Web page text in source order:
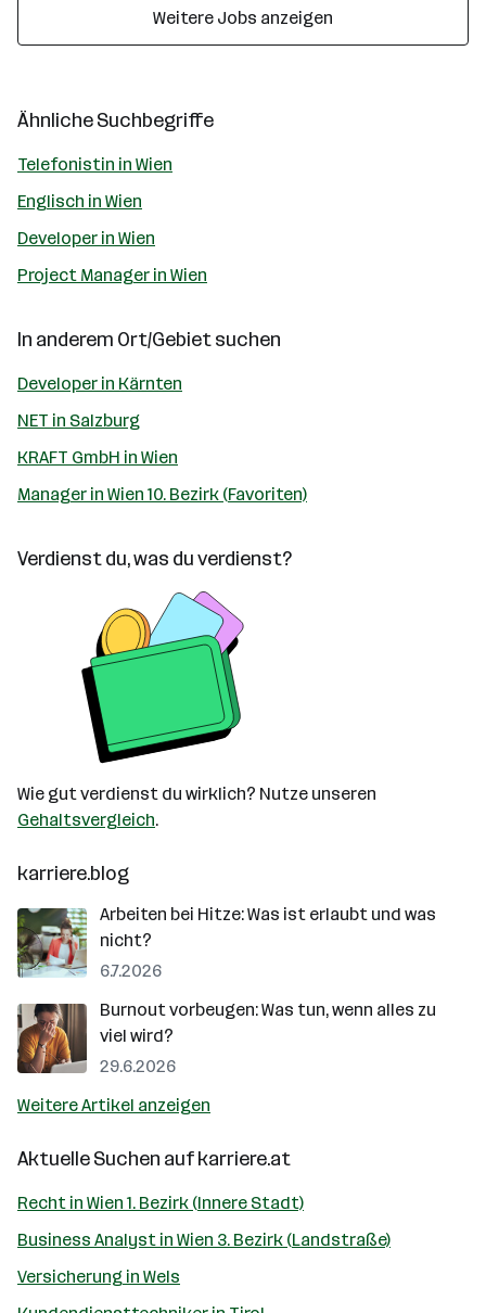
Weitere Jobs anzeigen
Ähnliche Suchbegriffe
Telefonistin in Wien
Englisch in Wien
Developer in Wien
Project Manager in Wien
In anderem Ort/Gebiet suchen
Developer in Kärnten
NET in Salzburg
KRAFT GmbH in Wien
Manager in Wien 10. Bezirk (Favoriten)
Verdienst du, was du verdienst?
Wie gut verdienst du wirklich? Nutze unseren
Gehaltsvergleich.
karriere.blog
Arbeiten bei Hitze: Was ist erlaubt und was
nicht?
6.7.2026
Burnout vorbeugen: Was tun, wenn alles zu
viel wird?
29.6.2026
Weitere Artikel anzeigen
Aktuelle Suchen aufkarriere.at
Recht in Wien 1. Bezirk (Innere Stadt)
Business Analyst in Wien 3. Bezirk (Landstraße)
Versicherung in Wels